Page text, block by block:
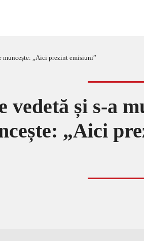
muncește: „Aici prezint emisiuni”
vedetă și s-a
„Aici